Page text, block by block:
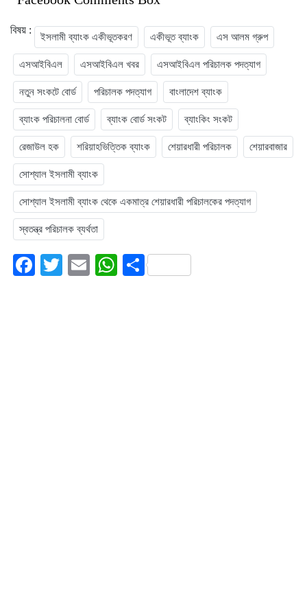
বিষয় :
ইসলামী ব্যাংক একীভূতকরণ একীভূত ব্যাংক এস আলম গ্রুপ
এসআইবিএল এসআইবিএল খবর এসআইবিএল পরিচালক পদত্যাগ
নতুন সংকটে বোর্ড পরিচালক পদত্যাগ বাংলাদেশ ব্যাংক
ব্যাংক পরিচালনা বোর্ড ব্যাংক বোর্ড সংকট ব্যাংকিং সংকট
রেজাউল হক শরিয়াহভিত্তিক ব্যাংক শেয়ারধারী পরিচালক শেয়ারবাজার
সোশ্যাল ইসলামী ব্যাংক
সোশ্যাল ইসলামী ব্যাংক থেকে একমাত্র শেয়ারধারী পরিচালকের পদত্যাগ
স্বতন্ত্র পরিচালক ব্যর্থতা
Facebook
TwitterEmailWhatsApp
Share